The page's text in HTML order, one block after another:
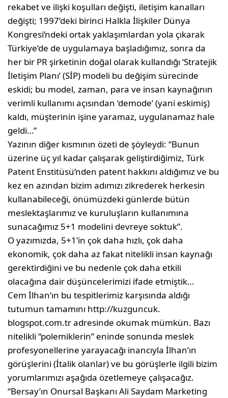
rekabet ve ilişki koşulları değişti, iletişim kanalları
değişti; 1997’deki birinci Halkla İlişkiler Dünya
Kongresi’ndeki ortak yaklaşımlardan yola çıkarak
Türkiye’de de uygulamaya başladığımız, sonra da
her bir PR şirketinin doğal olarak kullandığı ‘Stratejik
İletişim Planı’ (SİP) modeli bu değişim süre­cinde
eskidi; bu model, zaman, para ve insan kaynağının
verimli kullanımı açısından ‘de­mode’ (yani eskimiş)
kaldı, müşterinin işine yaramaz, uygulanamaz hale
geldi…”
Yazının diğer kısmının özeti de şöyleydi: “Bu­nun
üzerine üç yıl kadar çalışarak geliştir­diğimiz, Türk
Patent Enstitüsü’nden patent hakkını aldığımız ve bu
kez en azından bizim adımızı zikrederek herkesin
kullanabileceği, önümüzdeki günlerde bütün
meslektaşları­mız ve kuruluşların kullanımına
sunacağımız 5+1 modelini devreye soktuk”.
O yazımızda, 5+1’in çok daha hızlı, çok daha
ekonomik, çok daha az fakat nitelikli insan kaynağı
gerektirdiğini ve bu nedenle çok daha etkili
olacağına dair düşüncelerimizi ifade et­miştik…
Cem İlhan’ın bu tespitlerimiz karşısında al­dığı
tutumun tamamını http://kuzguncuk.
blogspot.com.tr adresinde okumak mümkün. Bazı
nitelikli “polemiklerin” eninde sonunda meslek
profesyonellerine yarayacağı inancıy­la İlhan’ın
görüşlerini (İtalik olanlar) ve bu görüşlerle ilgili bizim
yorumlarımızı aşağıda özetlemeye çalışacağız.
“Bersay’ın Onursal Başkanı Ali Say­dam Marketing